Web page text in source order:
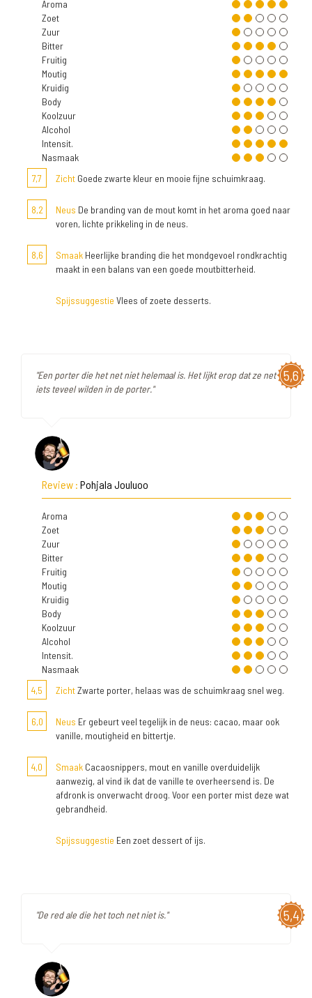
Aroma
Zoet
Zuur
Bitter
Fruitig
Moutig
Kruidig
Body
Koolzuur
Alcohol
Intensit.
Nasmaak
7,7
Zicht Goede zwarte kleur en mooie fijne schuimkraag.
8,2 Neus De branding van de mout komt in het aroma goed naar
voren, lichte prikkeling in de neus.
8,6 Smaak Heerlijke branding die het mondgevoel rondkrachtig
maakt in een balans van een goede moutbitterheid.
Spijssuggestie Vlees of zoete desserts.
5,6
"Een porter die het net niet helemaal is. Het lijkt erop dat ze net
iets teveel wilden in de porter."
Review : Pohjala Jouluoo
Aroma
Zoet
Zuur
Bitter
Fruitig
Moutig
Kruidig
Body
Koolzuur
Alcohol
Intensit.
Nasmaak
4,5
ZichtZwarte porter, helaas was de schuimkraag snel weg.
6,0 Neus Er gebeurt veel tegelijk in de neus: cacao, maar ook
vanille, moutigheid en bittertje.
4,0 Smaak Cacaosnippers, mout en vanille overduidelijk
aanwezig, al vind ik dat de vanille te overheersend is. De
afdronk is onverwacht droog. Voor een porter mist deze wat
gebrandheid.
Spijssuggestie Een zoet dessert of ijs.
5,4
"De red ale die het toch net niet is."